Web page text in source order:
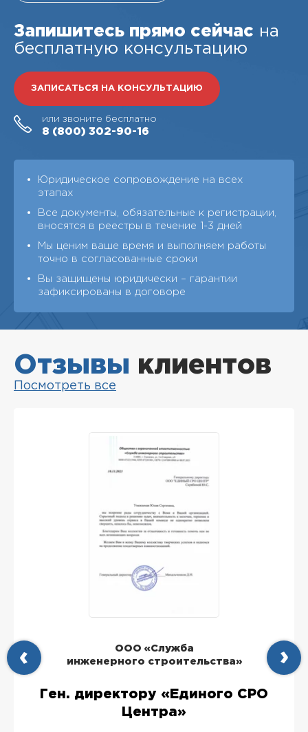
Запишитесь прямо сейчас на
бесплатную консультацию
ЗАПИСАТЬСЯ НА КОНСУЛЬТАЦИЮ
или звоните бесплатно
8 (800) 302-90-16
Юридическое сопровождение на всех
этапах
Все документы, обязательные к регистрации,
вносятся в реестры в течение 1-3 дней
Мы ценим ваше время и выполняем работы
точно в согласованные сроки
Вы защищены юридически – гарантии
зафиксированы в договоре
Отзывы клиентов
Посмотреть все
ООО «Служба
инженерного строительства»
Ген. директору «Единого СРО
Центра»